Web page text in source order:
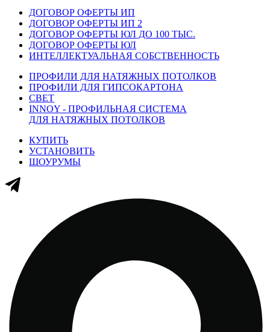
ДОГОВОР ОФЕРТЫ ИП
ДОГОВОР ОФЕРТЫ ИП 2
ДОГОВОР ОФЕРТЫ ЮЛ ДО 100 ТЫС.
ДОГОВОР ОФЕРТЫ ЮЛ
ИНТЕЛЛЕКТУАЛЬНАЯ СОБСТВЕННОСТЬ
ПРОФИЛИ ДЛЯ НАТЯЖНЫХ ПОТОЛКОВ
ПРОФИЛИ ДЛЯ ГИПСОКАРТОНА
СВЕТ
INNOY - ПРОФИЛЬНАЯ СИСТЕМА
ДЛЯ НАТЯЖНЫХ ПОТОЛКОВ
КУПИТЬ
УСТАНОВИТЬ
ШОУРУМЫ